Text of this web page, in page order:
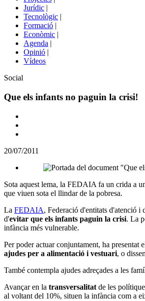
Jurídic |
Tecnològic |
Formació |
Econòmic |
Agenda |
Opinió |
Vídeos
Àmbit
la
notícia
Social
Que els infants no paguin la crisi!
Comparteix
altres
socials
20/07/2011
Sota aquest lema, la FEDAIA fa un crida a
que viuen sota el llindar de la pobresa.
La FEDAIA, Federació d'entitats d'atenció i
d'evitar que els infants paguin la crisi. La
infància més vulnerable.
Per poder actuar conjuntament, ha presentat
ajudes per a alimentació i vestuari, o
També contempla ajudes adreçades a les
Avançar en la transversalitatde les
al voltant del 10%, situen la infància com a